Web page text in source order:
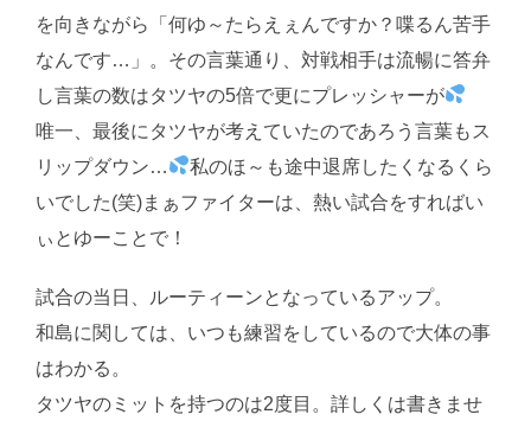
を向きながら「何ゆ～たらえぇんですか？喋るん苦手
なんです…」。その言葉通り、対戦相手は流暢に答弁
し言葉の数はタツヤの5倍で更にプレッシャーが
唯一、最後にタツヤが考えていたのであろう言葉もス
リップダウン…
私のほ～も途中退席したくなるくら
いでした(笑)まぁファイターは、熱い試合をすればい
ぃとゆーことで！
試合の当日、ルーティーンとなっているアップ。
和島に関しては、いつも練習をしているので大体の事
はわかる。
タツヤのミットを持つのは2度目。詳しくは書きませ